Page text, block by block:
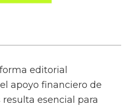
editorial
apoyo financiero de
esencial para